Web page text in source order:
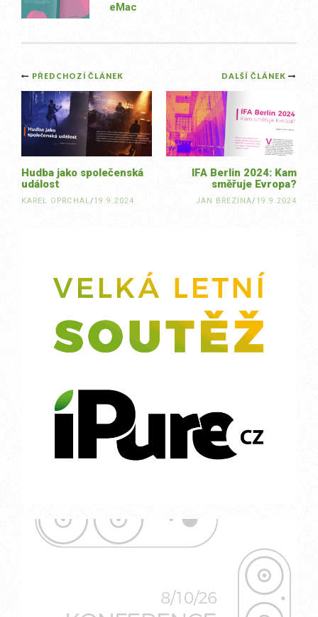
eMac
Post
navigation
DALŠÍ ČLÁNEK
IFA Berlin 2024: Kam
směřuje Evropa?
JAN BŘEZINA/ 19.9.2024
PŘEDCHOZÍ ČLÁNEK
Hudba jako společenská
událost
KAREL OPRCHAL/19.9.2024